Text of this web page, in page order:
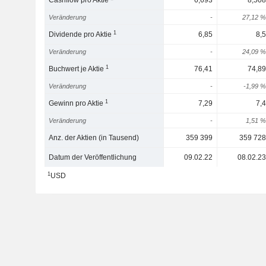
Veränderung - 27,12 %
Dividende pro Aktie1 6,85 8,5
Veränderung - 24,09 %
Buchwert je Aktie1 76,41 74,89
Veränderung - -1,99 %
Gewinn pro Aktie1 7,29 7,4
Veränderung - 1,51 %
Anz. der Aktien (in Tausend) 359 399 359 728
Datum der Veröffentlichung 09.02.22 08.02.23
1USD